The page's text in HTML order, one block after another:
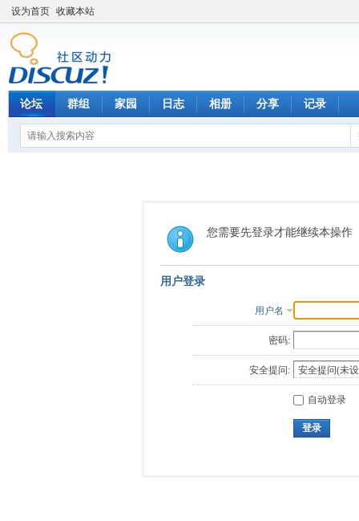
设为首页 收藏本站
论坛 群组 家园 日志 相册 分享 记录
您需要先登录才能继续本操作
用户登录
用户名
密码:
安全提问:
自动登录
登录